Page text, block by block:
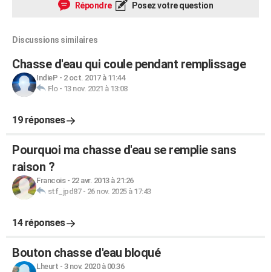
Répondre Posez votre question
Discussions similaires
Chasse d'eau qui coule pendant remplissage
IndieP - 2 oct. 2017 à 11:44
Flo- 13 nov. 2021 à 13:08
19 réponses
Pourquoi ma chasse d'eau se remplie sans
raison ?
Francois- 22 avr. 2013 à 21:26
stf_jpd87- 26 nov. 2025 à 17:43
14 réponses
Bouton chasse d'eau bloqué
Lheurt - 3 nov. 2020 à 00:36